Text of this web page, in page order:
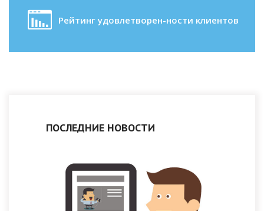
Рейтинг удовлетворен-ности клиентов
ПОСЛЕДНИЕ НОВОСТИ